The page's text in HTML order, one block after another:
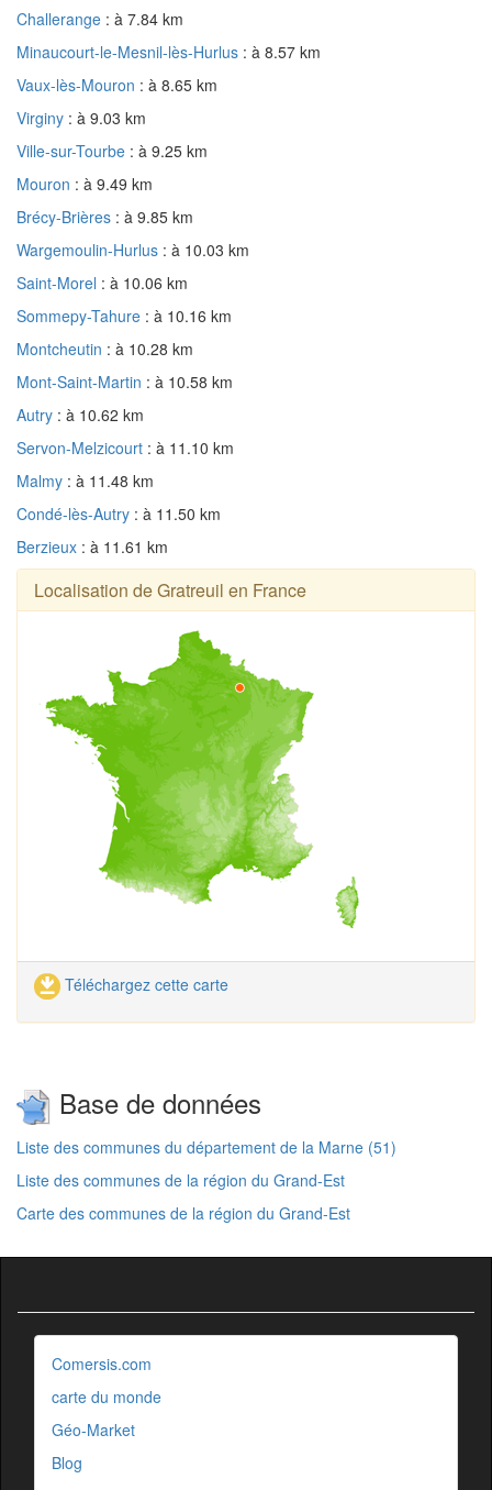
Challerange : à 7.84 km
Minaucourt-le-Mesnil-lès-Hurlus : à 8.57 km
Vaux-lès-Mouron : à 8.65 km
Virginy : à 9.03 km
Ville-sur-Tourbe : à 9.25 km
Mouron : à 9.49 km
Brécy-Brières : à 9.85 km
Wargemoulin-Hurlus : à 10.03 km
Saint-Morel : à 10.06 km
Sommepy-Tahure : à 10.16 km
Montcheutin : à 10.28 km
Mont-Saint-Martin : à 10.58 km
Autry : à 10.62 km
Servon-Melzicourt : à 11.10 km
Malmy : à 11.48 km
Condé-lès-Autry : à 11.50 km
Berzieux : à 11.61 km
Localisation de Gratreuil en France
Téléchargez cette carte
Base de données
Liste des communes du département de la Marne (51)
Liste des communes de la région du Grand-Est
Carte des communes de la région du Grand-Est
Comersis.com
carte du monde
Géo-Market
Blog